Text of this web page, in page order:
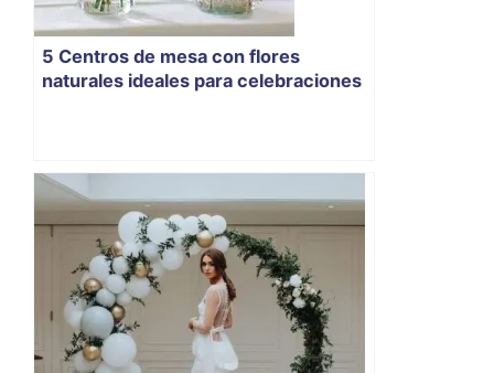
5 Centros de mesa con flores
naturales ideales para celebraciones